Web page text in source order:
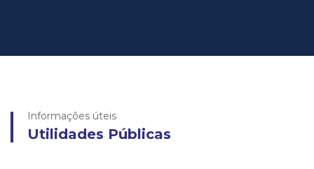
Informações úteis
Utilidades Públicas